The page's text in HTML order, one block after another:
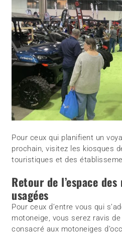
Pour ceux qui planifient un
prochain, visitez les kiosques
touristiques et des
Retour de l’espace
usagées
Pour ceux d’entre vous qui
motoneige, vous serez ravis
consacré aux motoneiges